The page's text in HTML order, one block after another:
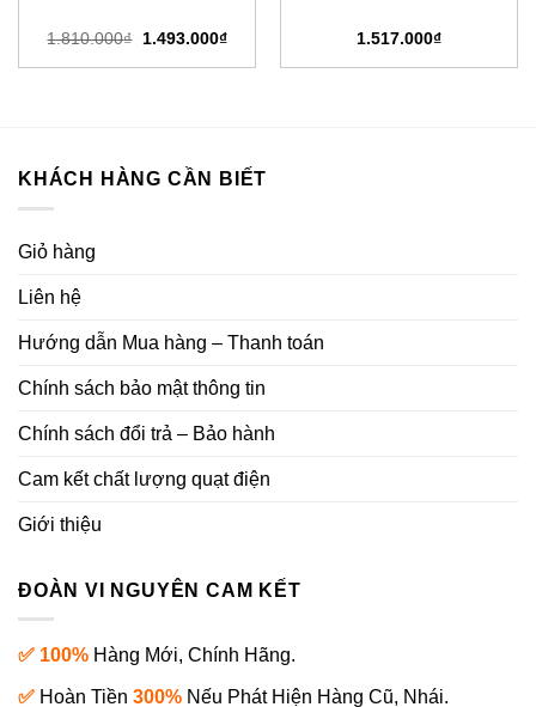
1.810.000₫
Giá
là:
1.493.000₫Giá
tại
1.517.000₫
KHÁCH HÀNG CẦN BIẾT
Giỏ hàng
Liên hệ
Hướng dẫn Mua hàng – Thanh toán
Chính sách bảo mật thông tin
Chính sách đổi trả – Bảo hành
Cam kết chất lượng quạt điện
Giới thiệu
ĐOÀN VI NGUYÊN CAM KẾT
✅ 100% Hàng Mới, Chính Hãng.
✅ Hoàn Tiền 300% Nếu Phát Hiện Hàng Cũ, Nhái.